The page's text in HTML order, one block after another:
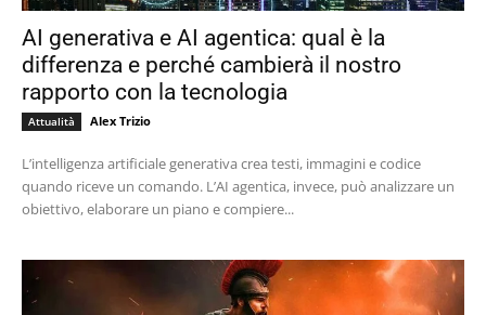
AI generativa e AI agentica: qual è la
differenza e perché cambierà il nostro
rapporto con la tecnologia
Attualità Alex Trizio
L’intelligenza artificiale generativa crea testi, immagini e codice
quando riceve un comando. L’AI agentica, invece, può analizzare un
obiettivo, elaborare un piano e compiere...